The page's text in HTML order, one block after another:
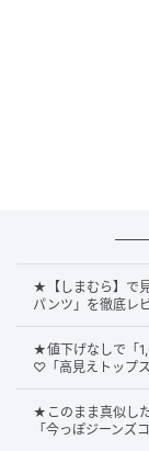
★【しまむら】で
パンツ」を徹底レ
★値下げなしで「
♡「高見えトップス
★このまま真似し
「今っぽジーンズ